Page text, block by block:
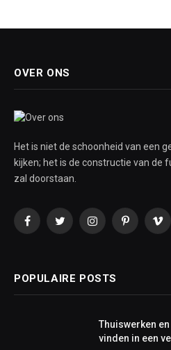
OVER ONS
Het is niet de schoonheid van een
kijken; het is de constructie van de
zal doorstaan.
FacebookTwitterInstagramPinterest
POPULAIRE POSTS
Thuiswerken
vinden in een